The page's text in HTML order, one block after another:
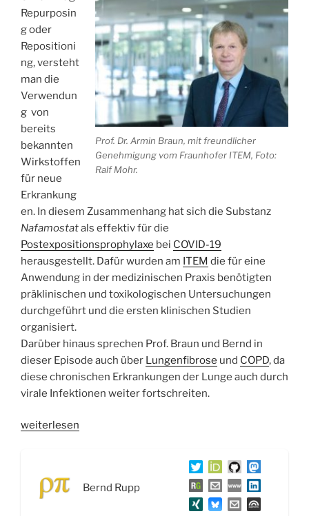
Prof. Dr. Armin Braun, mit freundlicher
Genehmigung vom Fraunhofer ITEM, Foto:
Ralf Mohr.
Repurposin
g oder
Repositioni
ng, versteht
man die
Verwendun
g von
bereits
bekannten
Wirkstoffen
für neue
Erkrankung
en. In diesem Zusammenhang hat sich die Substanz
Nafamostatals effektiv für die
Postexpositionsprophylaxe bei COVID-19
herausgestellt. Dafür wurden am ITEM die für eine
Anwendung in der medizinischen Praxis benötigten
präklinischen und toxikologischen Untersuchungen
durchgeführt und die ersten klinischen Studien
organisiert.
Darüber hinaus sprechen Prof. Braun und Bernd in
dieser Episode auch über Lungenfibrose und COPD, da
diese chronischen Erkrankungen der Lunge auch durch
virale Infektionen weiter fortschreiten.
„WSR049
gegen
weiterlesen
Bernd Rupp